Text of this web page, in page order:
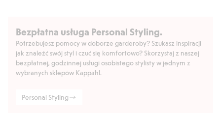
Bezpłatna usługa Personal Styling.
Potrzebujesz pomocy w doborze garderoby? Szukasz inspiracji
jak znaleźć swój styl i czuć się komfortowo? Skorzystaj z naszej
bezpłatnej, godzinnej usługi osobistego stylisty w jednym z
wybranych sklepów Kappahl.
Personal Styling